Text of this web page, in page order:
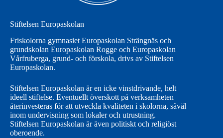
Stiftelsen Europaskolan
Friskolorna gymnasiet Europaskolan Strängnäs och
grundskolan Europaskolan Rogge och Europaskolan
Vårfruberga, grund- och förskola, drivs av Stiftelsen
Europaskolan.
Stiftelsen Europaskolan är en icke vinstdrivande, helt
ideell stiftelse. Eventuellt överskott på verksamheten
återinvesteras för att utveckla kvaliteten i skolorna, såväl
inom undervisning som lokaler och utrustning.
Stiftelsen Europaskolan är även politiskt och religiöst
oberoende.